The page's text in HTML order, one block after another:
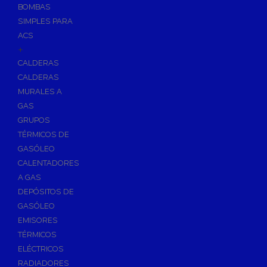
Sumideros para Piscinas
Accesorios para Piscinas
Productos Químicos para Piscinas
Reguladores de PH
Antialgas para Piscinas
Floculante para Piscinas
Cloro para Piscinas
Desinfección de Piscinas sin Cloro
Invernaje de Piscinas
Limpiadores de Piscinas
Kits Analizadores
Dosificadores
Riego, Jardín y Fuentes
BOMBAS
SIMPLES PARA
ACS
+
CALDERAS
CALDERAS
MURALES A
GAS
GRUPOS
TÉRMICOS DE
GASÓLEO
CALENTADORES
A GAS
DEPÓSITOS DE
GASÓLEO
EMISORES
TÉRMICOS
ELÉCTRICOS
RADIADORES